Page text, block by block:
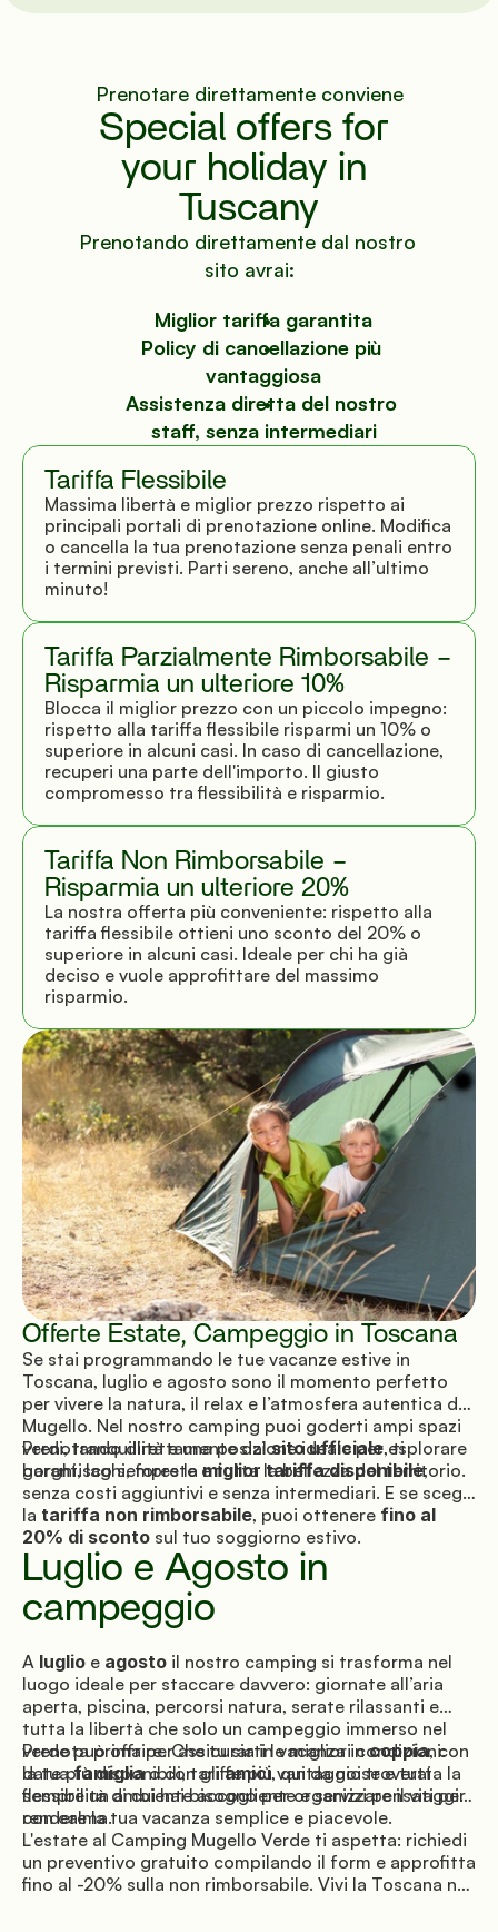
© Mugello Verde
PrivacyTermsCookies
Prenotare direttamente conviene
Special offers for
your holiday in
Tuscany
Prenotando direttamente dal nostro
sito avrai:
Miglior tariffa garantita
Policy di cancellazione più
vantaggiosa
Assistenza diretta del nostro
staff, senza intermediari
Tariffa Flessibile
Massima libertà e miglior prezzo rispetto ai
principali portali di prenotazione online. Modifica
o cancella la tua prenotazione senza penali entro
i termini previsti. Parti sereno, anche all’ultimo
minuto!
Tariffa Parzialmente Rimborsabile –
Risparmia un ulteriore 10%
Blocca il miglior prezzo con un piccolo impegno:
rispetto alla tariffa flessibile risparmi un 10% o
superiore in alcuni casi. In caso di cancellazione,
recuperi una parte dell'importo. Il giusto
compromesso tra flessibilità e risparmio.
Tariffa Non Rimborsabile –
Risparmia un ulteriore 20%
La nostra offerta più conveniente: rispetto alla
tariffa flessibile ottieni uno sconto del 20% o
superiore in alcuni casi. Ideale per chi ha già
deciso e vuole approfittare del massimo
risparmio.
Offerte Estate, Campeggio in Toscana
Se stai programmando le tue vacanze estive in
Toscana, luglio e agosto sono il momento perfetto
per vivere la natura, il relax e l’atmosfera autentica del
Mugello. Nel nostro camping puoi goderti ampi spazi
verdi, tranquillità e una posizione ideale per esplorare
borghi, laghi, foreste e tutta la bellezza del territorio.
Prenotando direttamente dalsito ufficiale, ti
garantisco sempre la miglior tariffa disponibile,
senza costi aggiuntivi e senza intermediari. E se scegli
la tariffa non rimborsabile, puoi ottenere fino al
20% di sconto sul tuo soggiorno estivo.
Luglio e Agosto in
campeggio
A luglio e agosto il nostro camping si trasforma nel
luogo ideale per staccare davvero: giornate all’aria
aperta, piscina, percorsi natura, serate rilassanti e
tutta la libertà che solo un campeggio immerso nel
verde può offrire. Che tu sia in vacanza incoppia, con
la tuafamigliao con gliamici, qui da noi troverai
sempre un ambiente accogliente e servizi pensati per
rendere la tua vacanza semplice e piacevole.
Prenota prima per assicurarti le migliori condizioni:
date più disponibili, tariffe più vantaggiose e tutta la
flessibilità di cui hai bisogno per organizzare il viaggio
con calma.
L'estate al Camping Mugello Verde ti aspetta: richiedi
un preventivo gratuito compilando il form e approfitta
fino al -20% sulla non rimborsabile. Vivi la Toscana nel